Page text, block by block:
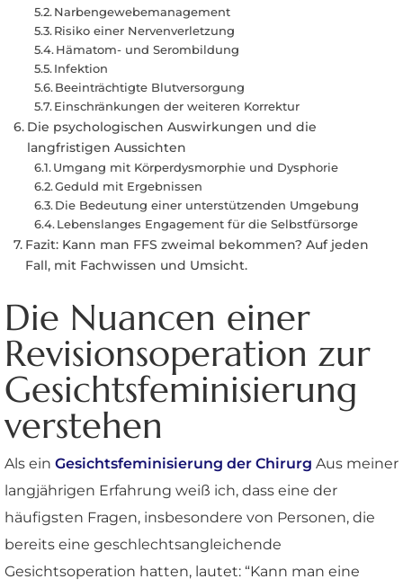
Narbengewebemanagement
Risiko einer Nervenverletzung
Hämatom- und Serombildung
Infektion
Beeinträchtigte Blutversorgung
Einschränkungen der weiteren Korrektur
Die psychologischen Auswirkungen und die
langfristigen Aussichten
Umgang mit Körperdysmorphie und Dysphorie
Geduld mit Ergebnissen
Die Bedeutung einer unterstützenden Umgebung
Lebenslanges Engagement für die Selbstfürsorge
Fazit: Kann man FFS zweimal bekommen? Auf jeden
Fall, mit Fachwissen und Umsicht.
Die Nuancen einer
Revisionsoperation zur
Gesichtsfeminisierung
verstehen
Als ein Gesichtsfeminisierung der Chirurg Aus meiner
langjährigen Erfahrung weiß ich, dass eine der
häufigsten Fragen, insbesondere von Personen, die
bereits eine geschlechtsangleichende
Gesichtsoperation hatten, lautet: “Kann man eine